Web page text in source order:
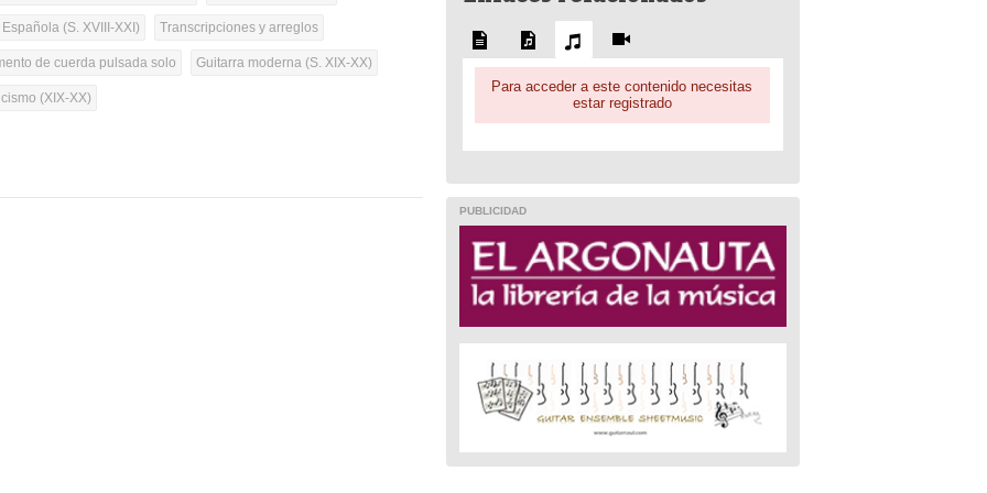
(S. XVIII-XXI) Transcripciones y arreglos
de cuerda pulsada solo Guitarra moderna (S. XIX-XX)
(XIX-XX)
Para acceder a este contenido necesitas
estar registrado
PUBLICIDAD